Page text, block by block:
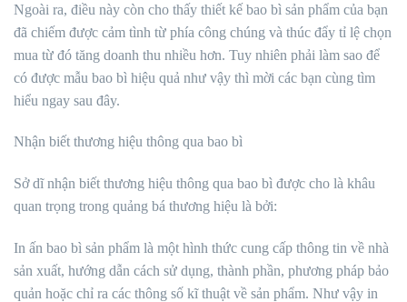
Ngoài ra, điều này còn cho thấy thiết kế bao bì sản phẩm của bạn
đã chiếm được cảm tình từ phía công chúng và thúc đẩy tỉ lệ chọn
mua từ đó tăng doanh thu nhiều hơn. Tuy nhiên phải làm sao để
có được mẫu bao bì hiệu quả như vậy thì mời các bạn cùng tìm
hiểu ngay sau đây.
Nhận biết thương hiệu thông qua bao bì
Sở dĩ nhận biết thương hiệu thông qua bao bì được cho là khâu
quan trọng trong quảng bá thương hiệu là bởi:
In ấn bao bì sản phẩm là một hình thức cung cấp thông tin về nhà
sản xuất, hướng dẫn cách sử dụng, thành phần, phương pháp bảo
quản hoặc chỉ ra các thông số kĩ thuật về sản phẩm. Như vậy in